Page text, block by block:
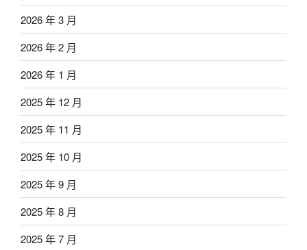
2026 年 3 月
2026 年 2 月
2026 年 1 月
2025 年 12 月
2025 年 11 月
2025 年 10 月
2025 年 9 月
2025 年 8 月
2025 年 7 月